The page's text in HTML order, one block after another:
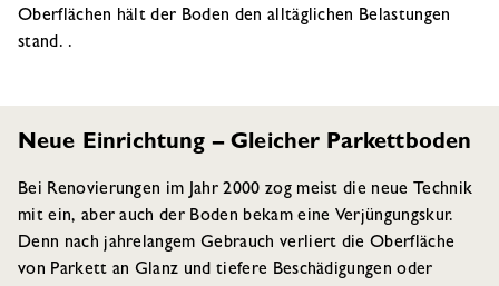
Oberflächen hält der Boden den alltäglichen Belastungen
stand. .
Neue Einrichtung – Gleicher Parkettboden
Bei Renovierungen im Jahr 2000 zog meist die neue Technik
mit ein, aber auch der Boden bekam eine Verjüngungskur.
Denn nach jahrelangem Gebrauch verliert die Oberfläche
von Parkett an Glanz und tiefere Beschädigungen oder